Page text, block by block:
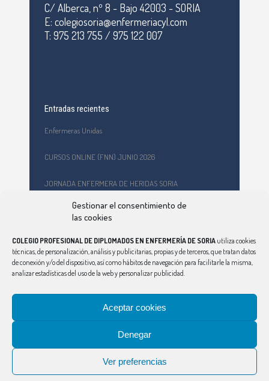
Gestionar el consentimiento de
las cookies
COLEGIO PROFESIONAL DE DIPLOMADOS EN ENFERMERÍA DE SORIA utiliza cookies
técnicas, de personalización, análisis y publicitarias, propias y de terceros, que tratan datos
de conexión y/o del dispositivo, así como hábitos de navegación para facilitarle la misma,
analizar estadísticas del uso de la web y personalizar publicidad.
Aceptar cookies
Denegar
Ver preferencias
C/ Alberca, nº 8 - Bajo 42003 - SORIA
E: colegiosoria@enfermeriacyl.com
T: 975 213 755 / 975 122 007
Entradas recientes
Enfermeras Unidas
CURSOS ONLINE (FNN) JUNIO 2026
JORNADA ENFERMERA DE HERIDAS SORIA
Formación en primeros auxilios y prevención de riesgos
laborales en el CEPA Celtiberia
Curso Ciberindex junio 2026 – AT7 – Cuidados a mujeres
víctimas de violencia de género
BURGOS
Política de Privacidad